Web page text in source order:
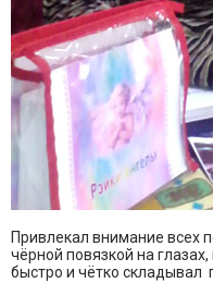
Привлекал внимание всех
чёрной повязкой на
быстро и чётко складывал